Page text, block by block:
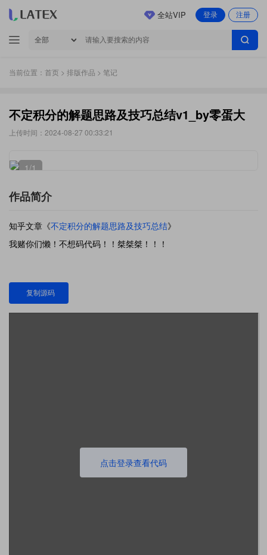
登录 注册
全站VIP
当前位置： 首页 > 排版作品 > 笔记
不定积分的解题思路及技巧总结v1_by零蛋大
上传时间：2024-08-27 00:33:21
1/1
作品简介
知乎文章《不定积分的解题思路及技巧总结》
我赌你们懒！不想码代码！！桀桀桀！！！
复制源码
点击登录查看代码